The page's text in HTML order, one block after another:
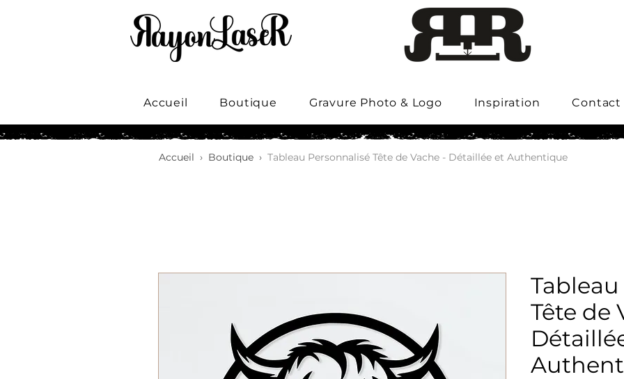
Accueil Boutique Gravure Photo & Logo Inspiration Contact
Accueil › Boutique › Tableau Personnalisé Tête de Vache - Détaillée et Authentique
Tête de